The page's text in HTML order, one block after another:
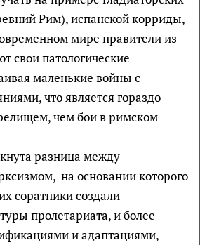
Рим), испанской корриды,
мире правители из
свои патологические
маленькие войны с
что является гораздо
чем бои в римском
разница между
на основании которого
соратники создали
пролетариата, и более
и адаптациями,